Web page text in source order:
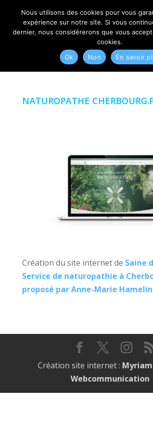
06 79 42 10 00
NATUROPATHE
Création du site internet de Saine
Service de naturopathie à
proposé par Anne-Marie
Création site internet :
Webcommunication
Nous utilisons des cookies pour vous
expérience sur notre site. Si vous
dernier, nous considérerons que vous
cookies.
Ok
Non En savoir